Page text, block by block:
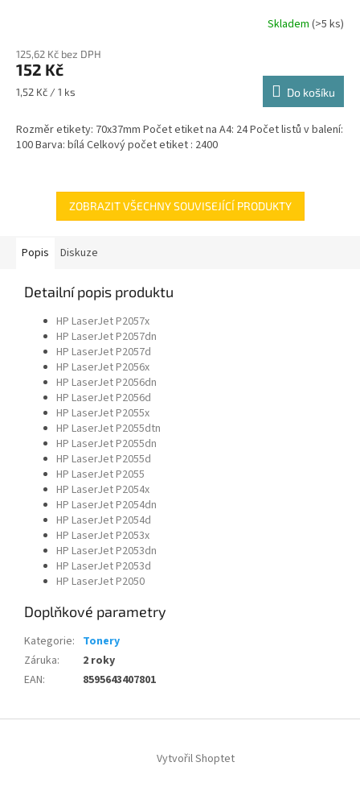
Skladem (>5 ks)
125,62 Kč bez DPH
152 Kč
Měrná
1,52 Kč / 1 ks Do košíku
Rozměr etikety: 70x37mm Počet etiket na A4: 24 Počet listů v balení:
100 Barva: bílá Celkový počet etiket : 2400
ZOBRAZIT VŠECHNY SOUVISEJÍCÍ PRODUKTY
Popis Diskuze
Detailní popis produktu
HP LaserJet P2057x
HP LaserJet P2057dn
HP LaserJet P2057d
HP LaserJet P2056x
HP LaserJet P2056dn
HP LaserJet P2056d
HP LaserJet P2055x
HP LaserJet P2055dtn
HP LaserJet P2055dn
HP LaserJet P2055d
HP LaserJet P2055
HP LaserJet P2054x
HP LaserJet P2054dn
HP LaserJet P2054d
HP LaserJet P2053x
HP LaserJet P2053dn
HP LaserJet P2053d
HP LaserJet P2050
Doplňkové parametry
Kategorie: Tonery
Záruka:
2 roky
EAN: 8595643407801
Vytvořil Shoptet